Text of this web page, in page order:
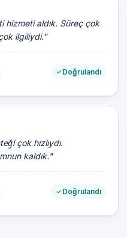
hizmeti aldık. Süreç çok
ilgiliydi."
Doğrulandı
çok hızlıydı.
kaldık."
Doğrulandı